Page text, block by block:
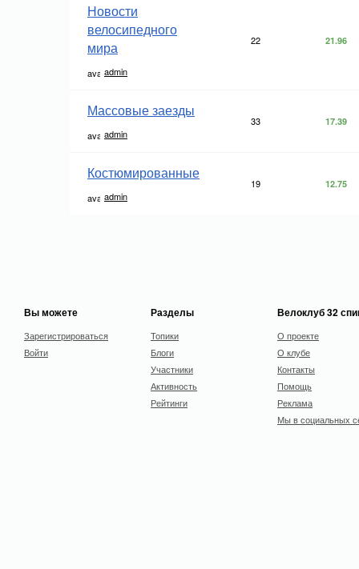
Новости
велосипедного
мира
admin
22 21.96
Массовые заезды
admin
33 17.39
Костюмированные
admin
19 12.75
Вы можете
Зарегистрироваться
Войти
Разделы
Топики
Блоги
Участники
Активность
Рейтинги
Велоклуб 32
О проекте
О клубе
Контакты
Помощь
Реклама
Мы в социальных